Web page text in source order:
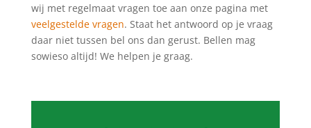
wij met regelmaat vragen toe aan onze pagina met
veelgestelde vragen. Staat het antwoord op je vraag
daar niet tussen bel ons dan gerust. Bellen mag
sowieso altijd! We helpen je graag.